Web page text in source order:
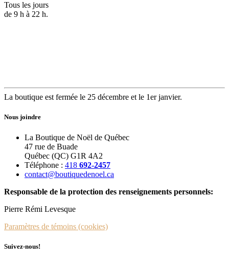
Tous les jours
de 9 h à 22 h.
La boutique est fermée le 25 décembre et le 1er janvier.
Nous joindre
La Boutique de Noël de Québec
47 rue de Buade
Québec (QC) G1R 4A2
Téléphone : 418 692-2457
contact@boutiquedenoel.ca
Responsable de la protection des renseignements personnels:
Pierre Rémi Levesque
Paramètres de témoins (cookies)
Suivez-nous!